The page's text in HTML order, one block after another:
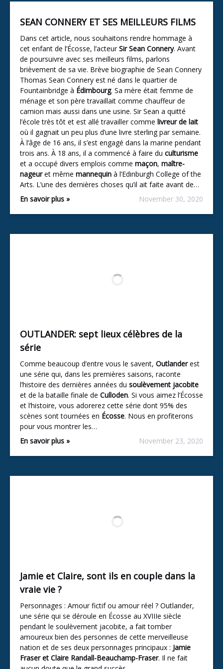
SEAN CONNERY ET SES MEILLEURS FILMS
Dans cet article, nous souhaitons rendre hommage à
cet enfant de l’Écosse, l’acteurSir Sean Connery. Avant
de poursuivre avec ses meilleurs films, parlons
brièvement de sa vie. Brève biographie de Sean Connery
Thomas Sean Connery est né dans le quartier de
Fountainbridge à Édimbourg. Sa mère était femme de
ménage et son père travaillait comme chauffeur de
camion mais aussi dans une usine. Sir Sean a quitté
l’école très tôt et est allé travailler comme livreur de lait
où il gagnait un peu plus d’une livre sterling par semaine.
À l’âge de 16 ans, il s’est engagé dans la marine pendant
trois ans. À 18 ans, il a commencé à faire du culturisme
et a occupé divers emplois comme maçon, maître-
nageuret même mannequin à l’Edinburgh College of the
Arts. L’une des dernières choses qu’il ait faite avant de…
En savoir plus »
November 30, 2020
OUTLANDER: sept lieux célèbres de la
série
Comme beaucoup d’entre vous le savent, Outlanderest
une série qui, dans les premières saisons, raconte
l’histoire des dernières années du soulèvement jacobite
et de la bataille finale de Culloden. Si vous aimez l’Écosse
et l’histoire, vous adorerez cette série dont 95% des
scènes sont tournées en Écosse. Nous en profiterons
pour vous montrer les…
En savoir plus »
November 23, 2020
Jamie et Claire, sont ils en couple dans la
vraie vie ?
Personnages : Amour fictif ou amour réel ? Outlander,
une série qui se déroule en Écosse au XVIIIe siècle
pendant le soulèvement jacobite, a fait tomber
amoureux bien des personnes de cette merveilleuse
nation et de ses deux personnages principaux : Jamie
Fraser et Claire Randall-Beauchamp-Fraser. Il ne fait